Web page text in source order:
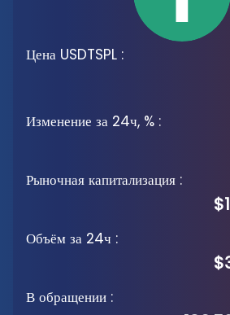
Цена USDTSPL :
Изменение за 24ч, % :
Рыночная капитализация :
Объём за 24ч :
В обращении :